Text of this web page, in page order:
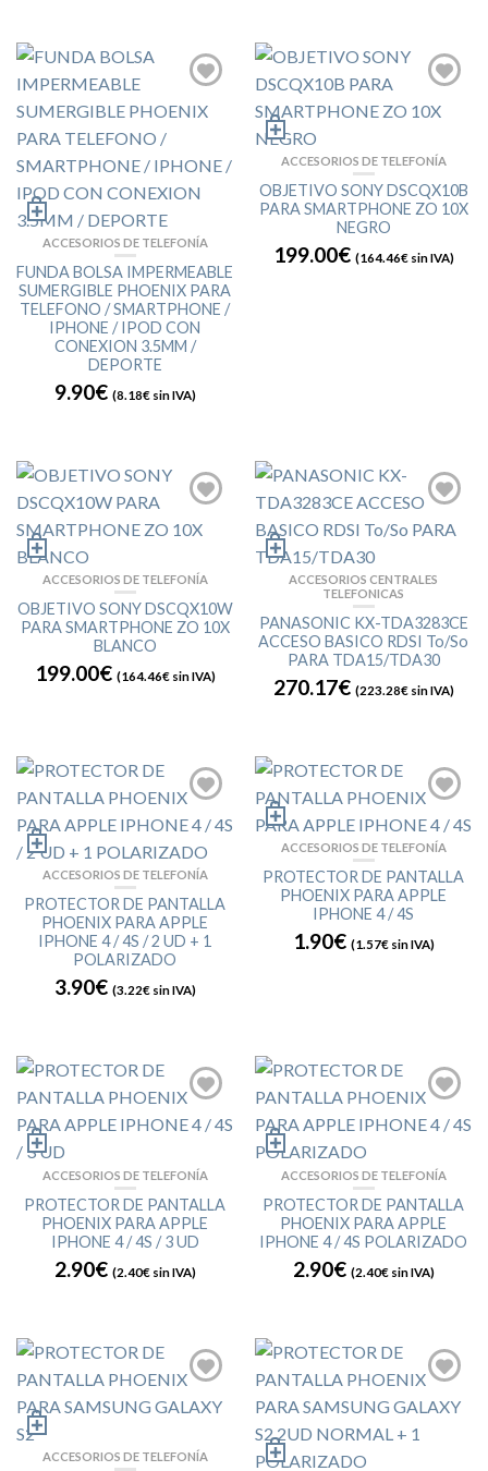
ACCESORIOS DE TELEFONÍA
FUNDA BOLSA IMPERMEABLE
SUMERGIBLE PHOENIX PARA
TELEFONO / SMARTPHONE /
IPHONE / IPOD CON
CONEXION 3.5MM /
DEPORTE
9.90€ (8.18€sin IVA)
ACCESORIOS DE TELEFONÍA
OBJETIVO SONY DSCQX10B
PARA SMARTPHONE ZO 10X
NEGRO
199.00€ (164.46€sin IVA)
ACCESORIOS DE TELEFONÍA
OBJETIVO SONY DSCQX10W
PARA SMARTPHONE ZO 10X
BLANCO
199.00€ (164.46€sin IVA)
ACCESORIOS CENTRALES
TELEFONICAS
PANASONIC KX-TDA3283CE
ACCESO BASICO RDSI To/So
PARA TDA15/TDA30
270.17€ (223.28€sin IVA)
ACCESORIOS DE TELEFONÍA
PROTECTOR DE PANTALLA
PHOENIX PARA APPLE
IPHONE 4 / 4S / 2 UD + 1
POLARIZADO
3.90€ (3.22€sin IVA)
ACCESORIOS DE TELEFONÍA
PROTECTOR DE PANTALLA
PHOENIX PARA APPLE
IPHONE 4 / 4S
1.90€ (1.57€sin IVA)
ACCESORIOS DE TELEFONÍA
PROTECTOR DE PANTALLA
PHOENIX PARA APPLE
IPHONE 4 / 4S / 3 UD
2.90€ (2.40€ sin IVA)
ACCESORIOS DE TELEFONÍA
PROTECTOR DE PANTALLA
PHOENIX PARA APPLE
IPHONE 4 / 4S POLARIZADO
2.90€ (2.40€ sin IVA)
ACCESORIOS DE TELEFONÍA